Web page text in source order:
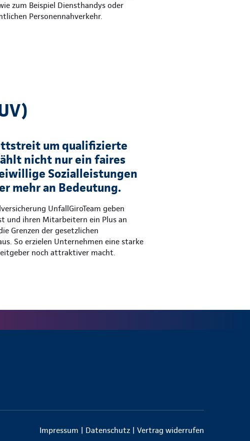
zum Beispiel Diensthandys oder
Personennahverkehr.
um qualifizierte
nicht nur ein faires
Sozialleistungen
mehr an Bedeutung.
UnfallGiroTeam geben
und ihren Mitarbeitern ein Plus an
Grenzen der gesetzlichen
So erzielen Unternehmen eine starke
noch attraktiver macht.
Impressum | Datenschutz| Vertrag widerrufen